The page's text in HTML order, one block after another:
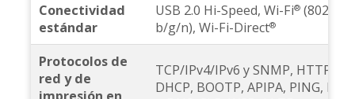
Conectividad
estándar
USB 2.0 Hi-Speed, Wi-Fi®(802.11
b/g/n), Wi-Fi-Direct®
Protocolos de
red y de
TCP/IPv4/IPv6 y SNMP, HTTP,
DHCP, BOOTP, APIPA, PING,